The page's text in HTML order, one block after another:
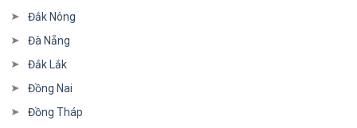
Đắk Nông
Đà Nẵng
Đắk Lắk
Đồng Nai
Đồng Tháp